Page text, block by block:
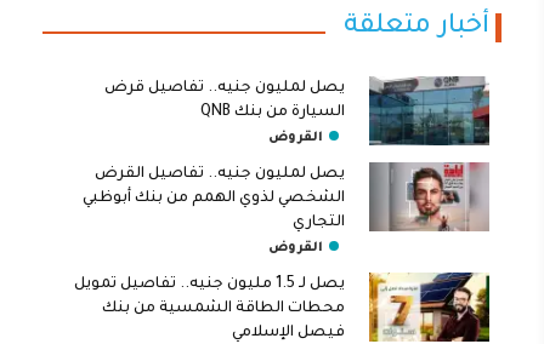
أخبار متعلقة
يصل لمليون جنيه.. تفاصيل قرض
السيارة من بنك QNB
القروض
يصل لمليون جنيه.. تفاصيل القرض
الشخصي لذوي الهمم من بنك أبوظبي
التجاري
القروض
يصل لـ 1.5 مليون جنيه.. تفاصيل تمويل
محطات الطاقة الشمسية من بنك
فيصل الإسلامي